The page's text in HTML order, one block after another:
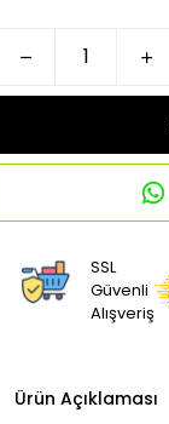
SSL
Güvenli
Alışveriş
Ürün Açıklaması